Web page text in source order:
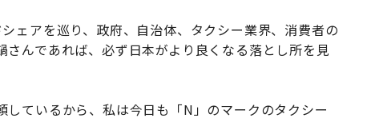
ェアを巡り、政府、自治体、タクシー業界、消費者の
んであれば、必ず日本がより良くなる落とし所を見
ているから、私は今日も「N」のマークのタクシー